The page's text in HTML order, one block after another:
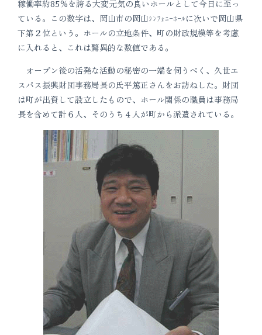
稼働率約85％を誇る大変元気の良いホールとして今日に至っ
ている。この数字は、岡山市の岡山ｼﾝﾌｫﾆｰﾎｰﾙに次いで岡山県
下第２位という。ホールの立地条件、町の財政規模等を考慮
に入れると、これは驚異的な数値である。
オープン後の活発な活動の秘密の一端を伺うべく、久世エ
スパス振興財団事務局長の氏平篤正さんをお訪ねした。財団
は町が出資して設立したもので、ホール関係の職員は事務局
長を含めて計６人、そのうち４人が町から派遣されている。